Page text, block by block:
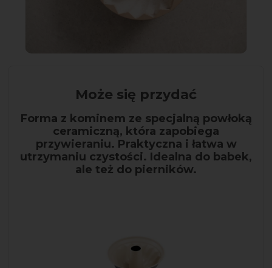
Może się przydać
Forma z kominem ze specjalną powłoką
ceramiczną, która zapobiega
przywieraniu. Praktyczna i łatwa w
utrzymaniu czystości. Idealna do babek,
ale też do pierników.